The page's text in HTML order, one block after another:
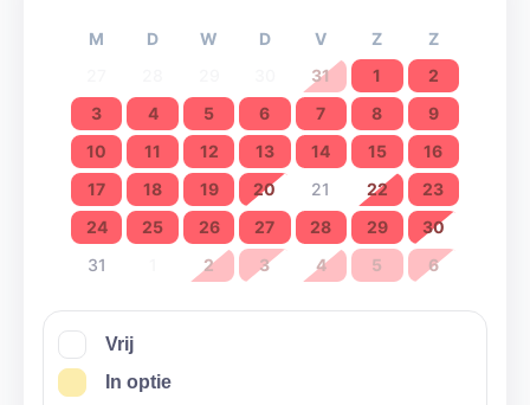
M D W D V Z
Z
31 1
2
3
4 5 6 7 8
9
10
11 12 13 14 15
16
17
18 19 20 21 22
23
24
25 26 27 28 29
30
31
2 3 4 5 6
Vrij
In optie